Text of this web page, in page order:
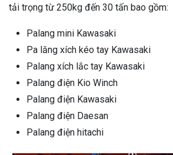
tải trọng từ 250kg đến 30 tấn bao gồm:
Palang mini Kawasaki
Pa lăng xích kéo tay Kawasaki
Palang xích lắc tay Kawasaki
Palang điện Kio Winch
Palang điện Kawasaki
Palang điện Daesan
Palang điện hitachi